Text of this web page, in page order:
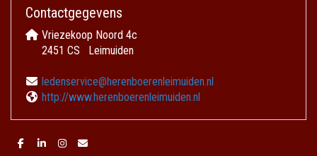
Contactgegevens
Vriezekoop Noord 4c
2451 CS Leimuiden
ecivresnedel@herenboerenleimuiden.nl
http://www.herenboerenleimuiden.nl